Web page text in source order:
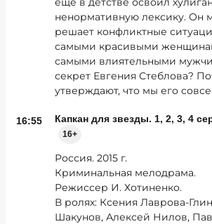
ненормативную лексику. Он
решает конфликтные
самыми красивыми
самыми влиятельными
секрет Евгения Стеблова?
утверждают, что мы его
16:55 Капкан для звезды. 1, 2, 3, 4
16+
Россия. 2015 г.
Криминальная мелодрама.
Режиссер И. Хотиненко.
В ролях: Ксения Лаврова-
Шакунов, Алексей Нилов,